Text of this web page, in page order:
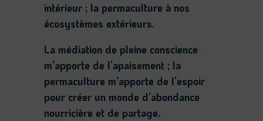
intérieur ; la permaculture à nos
écosystèmes extérieurs.
La médiation de pleine conscience
m’apporte de l’apaisement ; la
permaculture m’apporte de l’espoir
pour créer un monde d’abondance
nourricière et de partage.